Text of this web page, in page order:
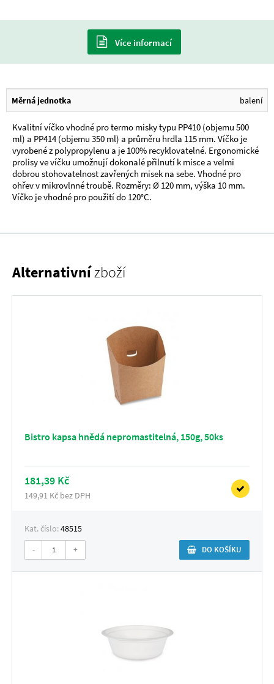
Více informací
Měrná jednotka balení
Kvalitní víčko vhodné pro termo misky typu PP410 (objemu 500
ml) a PP414 (objemu 350 ml) a průměru hrdla 115 mm. Víčko je
vyrobené z polypropylenu a je 100% recyklovatelné. Ergonomické
prolisy ve víčku umožnují dokonalé přilnutí k misce a velmi
dobrou stohovatelnost zavřených misek na sebe. Vhodné pro
ohřev v mikrovlnné troubě. Rozměry: Ø 120 mm, výška 10 mm.
Víčko je vhodné pro použití do 120°C.
Alternativnízboží
Bistro kapsa hnědá nepromastitelná, 150g, 50ks
181,39 Kč
149,91 Kč bez DPH
Kat. číslo:48515
- + DO KOŠÍKU